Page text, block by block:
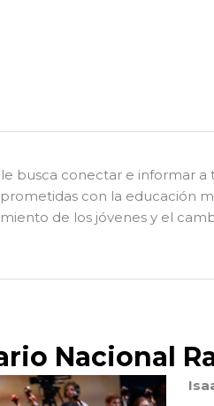
busca conectar e informar a
con la educación
de los jóvenes y el
Nacional